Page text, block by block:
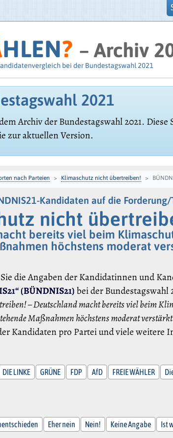
HLEN? – Archiv
bei der Bundestagswahl 2021
2021
Archiv der Bundestagswahl 2021.
zur aktuellen Version.
nach Parteien Klimaschutz nicht übertreiben!
Kandidaten auf die Forderung/
nicht
bereits viel beim
höchstens moderat
die Angaben der Kandidatinnen und
(BÜNDNIS21)bei der Bundestagswahl
– Deutschland macht bereits viel beim
Maßnahmen höchstens moderat
Kandidaten pro Partei und viele weitere
DIE LINKE GRÜNE FDP AfD FREIE WÄHLER
Eher nein Nein! Keine Angabe Ist